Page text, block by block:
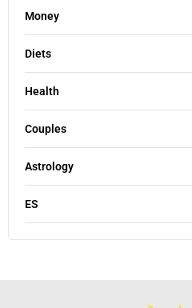
Money
Diets
Health
Couples
Astrology
ES